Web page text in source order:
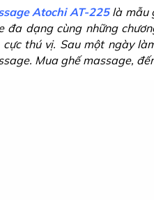
Atochi AT-225là mẫu
đa dạng cùng những
cực thú vị. Sau một ngày
Mua ghế massage,